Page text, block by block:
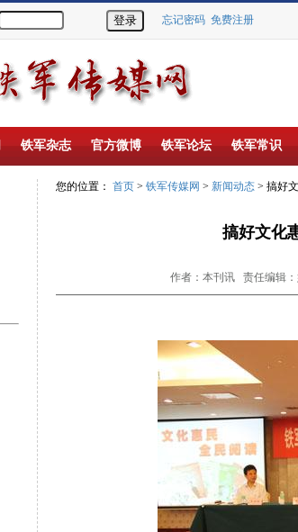
忘记密码 免费注册
铁军杂志 官方微博 铁军论坛 铁军常识
您的位置： 首页 > 铁军传媒网 > 新闻动态 > 搞好
搞好文化
作者：本刊讯 责任编辑